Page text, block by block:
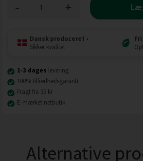
+
-
Dansk produceret •
Sikker kvalitet
1-3 dages levering
100% tilfredhedsgaranti
Fragt fra 35 kr
E-mærket netbutik
Alternative